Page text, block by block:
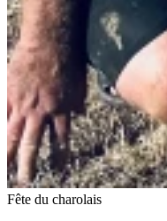
Fête du charolais